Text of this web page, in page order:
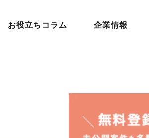
お役立ちコラム 企業情報